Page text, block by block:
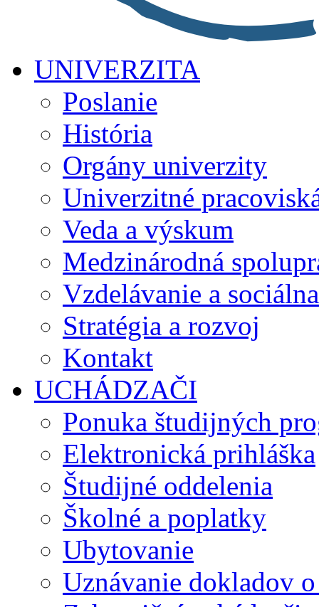
UNIVERZITA
Poslanie
História
Orgány univerzity
Univerzitné
Veda a výskum
Medzinárodná
Vzdelávanie a
Stratégia a rozvoj
Kontakt
UCHÁDZAČI
Ponuka študijných
Elektronická prihláška
Študijné oddelenia
Školné a poplatky
Ubytovanie
Uznávanie dokladov